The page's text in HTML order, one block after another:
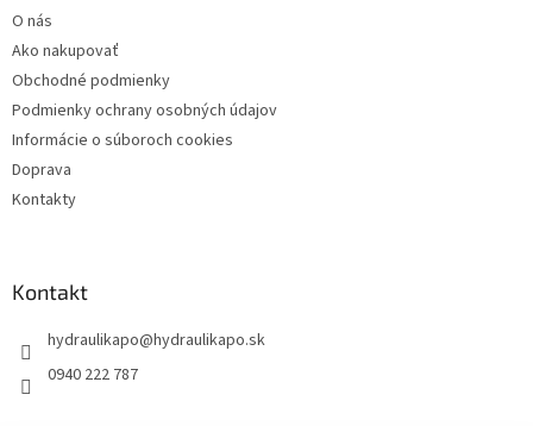
O nás
Ako nakupovať
Obchodné podmienky
Podmienky ochrany osobných údajov
Informácie o súboroch cookies
Doprava
Kontakty
Kontakt
hydraulikapo@hydraulikapo.sk
0940 222 787